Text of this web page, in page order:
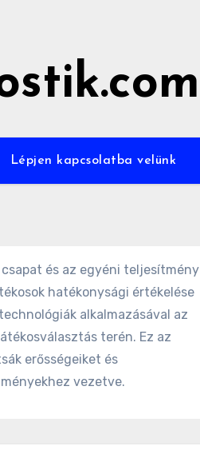
Lépjen kapcsolatba velünk
és az egyéni teljesítmény
hatékonysági értékelése
alkalmazásával az
terén. Ez az
erősségeiket és
vezetve.